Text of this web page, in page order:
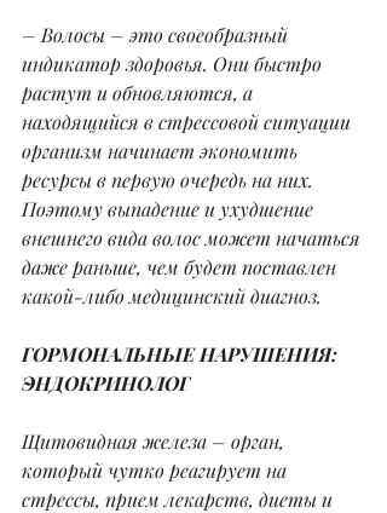
– Волосы – это своеобразный
индикатор здоровья. Они быстро
растут и обновляются, а
находящийся в стрессовой ситуации
организм начинает экономить
ресурсы в первую очередь на них.
Поэтому выпадение и ухудшение
внешнего вида волос может начаться
даже раньше, чем будет поставлен
какой-либо медицинский диагноз.
ГОРМОНАЛЬНЫЕ НАРУШЕНИЯ:
ЭНДОКРИНОЛОГ
Щитовидная железа – орган,
который чутко реагирует на
стрессы, прием лекарств, диеты и